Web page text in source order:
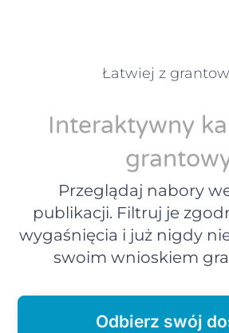
Łatwiej z
Interaktywny
Przeglądaj nabory
publikacji. Filtruj je
wygaśnięcia i już nigdy
swoim wnioskiem
Odbierz swój